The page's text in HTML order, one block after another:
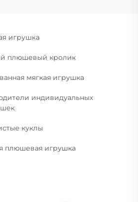
игрушка
плюшевый кролик
мягкая игрушка
индивидуальных
куклы
плюшевая игрушка